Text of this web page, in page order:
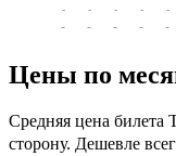
-
-
-
-
-
-
-
-
-
-
Цены по
Средняя цена
сторону. Дешевле